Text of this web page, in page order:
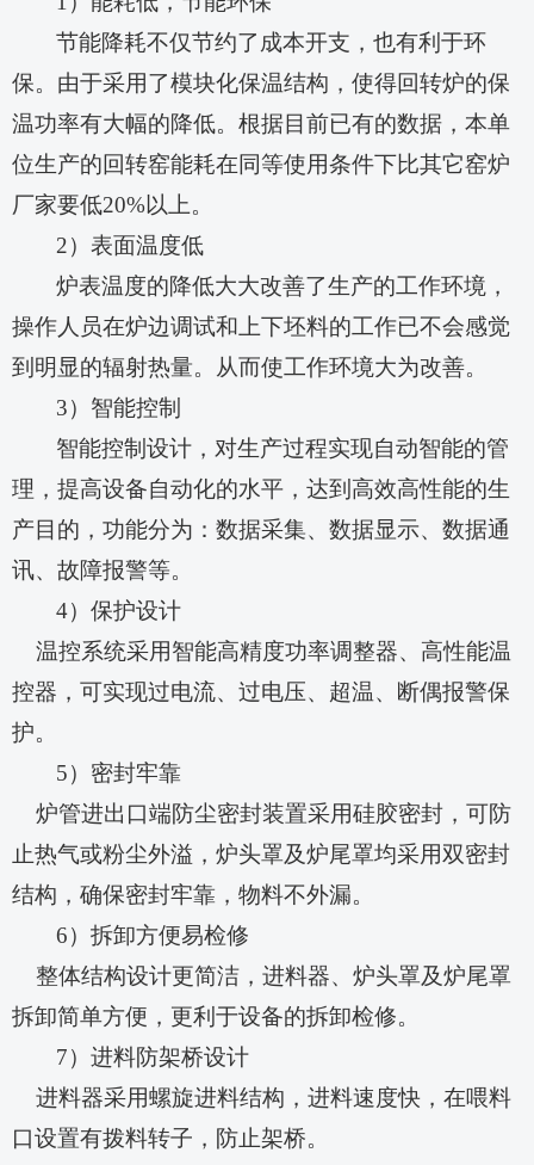
节能降耗不仅节约了成本开支，也有利于环
保。由于采用了模块化保温结构，使得回转炉的保
温功率有大幅的降低。根据目前已有的数据，本单
位生产的回转窑能耗在同等使用条件下比其它窑炉
厂家要低20%以上。
2）表面温度低
炉表温度的降低大大改善了生产的工作环境，
操作人员在炉边调试和上下坯料的工作已不会感觉
到明显的辐射热量。从而使工作环境大为改善。
3）智能控制
智能控制设计，对生产过程实现自动智能的管
理，提高设备自动化的水平，达到高效高性能的生
产目的，功能分为：数据采集、数据显示、数据通
讯、故障报警等。
4）保护设计
温控系统采用智能高精度功率调整器、高性能温
控器，可实现过电流、过电压、超温、断偶报警保
护。
5）密封牢靠
炉管进出口端防尘密封装置采用硅胶密封，可防
止热气或粉尘外溢，炉头罩及炉尾罩均采用双密封
结构，确保密封牢靠，物料不外漏。
6）拆卸方便易检修
整体结构设计更简洁，进料器、炉头罩及炉尾罩
拆卸简单方便，更利于设备的拆卸检修。
7）进料防架桥设计
进料器采用螺旋进料结构，进料速度快，在喂料
口设置有拨料转子，防止架桥。